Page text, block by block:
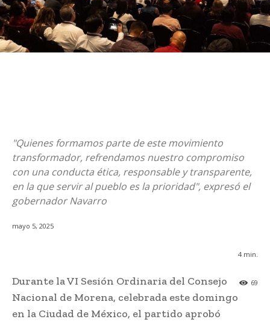
"Quienes formamos parte de este movimiento
transformador, refrendamos nuestro compromiso
con una conducta ética, responsable y transparente,
en la que servir al pueblo es la prioridad", expresó el
gobernador Navarro
mayo 5, 2025
4 min.
69
Durante la VI Sesión Ordinaria del Consejo
Nacional de Morena, celebrada este domingo
en la Ciudad de México, el partido aprobó